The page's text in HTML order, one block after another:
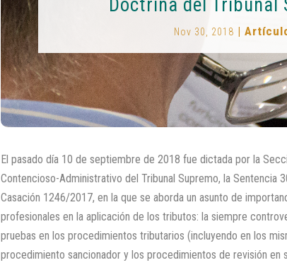
Doctrina del Tribunal
Nov 30, 2018 |
El pasado día 10 de septiembre de 2018 fue dictada por la
Contencioso-Administrativo del Tribunal Supremo, la Sentencia
Casación 1246/2017, en la que se aborda un asunto de
profesionales en la aplicación de los tributos: la siempre
pruebas en los procedimientos tributarios (incluyendo en los
procedimiento sancionador y los procedimientos de revisión en